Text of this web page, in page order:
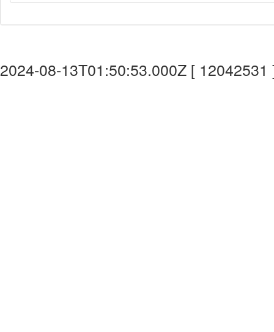
2024-08-13T01:50:53.000Z [ 12042531